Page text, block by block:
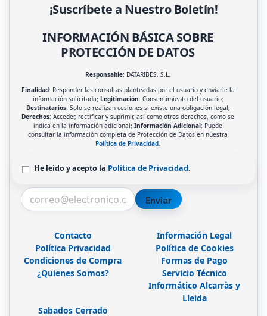
¡Suscríbete a Nuestro Boletín!
INFORMACIÓN BÁSICA SOBRE
PROTECCIÓN DE DATOS
Responsable: DATARIBES, S.L.
Finalidad: Responder las consultas planteadas por el usuario y enviarle la
información solicitada; Legitimación: Consentimiento del usuario;
Destinatarios: Solo se realizan cesiones si existe una obligación legal;
Derechos: Acceder, rectificar y suprimir, así como otros derechos, como se
indica en la información adicional;Información Adicional: Puede
consultar la información completa de Protección de Datos en nuestra
Política de Privacidad
He leído y acepto la Política de Privacidad.
Enviar
Contacto
Información Legal
Política Privacidad
Política de Cookies
Condiciones de Compra
Formas de Pago
¿Quienes Somos?
Servicio Técnico
Informático Alcarràs y
Lleida
Sabados Cerrado